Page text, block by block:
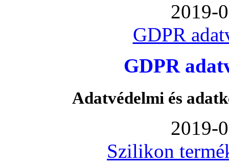
2019-
GDPR
GDPR
Adatvédelmi és
2019-
Szilikon